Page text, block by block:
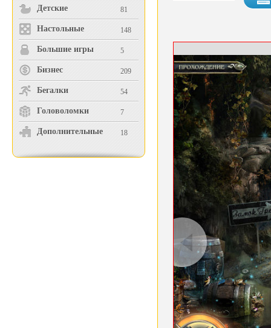
Детские 81
Настольные 148
Большие игры 5
Бизнес 209
Бегалки 54
Головоломки 7
Дополнительные 18